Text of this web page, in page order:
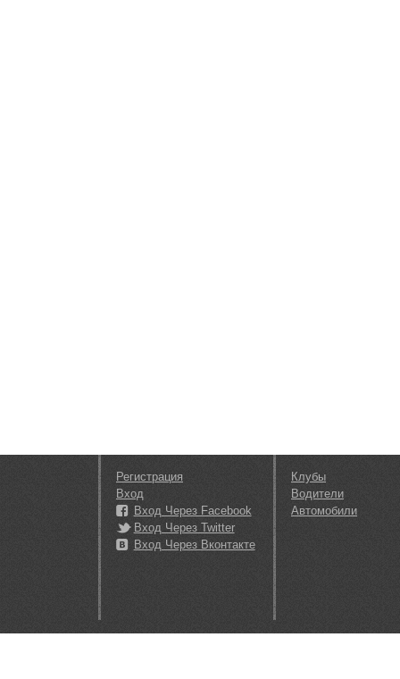
Регистрация
Вход
Вход Через Facebook
Вход Через Twitter
Вход Через Вконтакте
Клубы
Водители
Автомобили